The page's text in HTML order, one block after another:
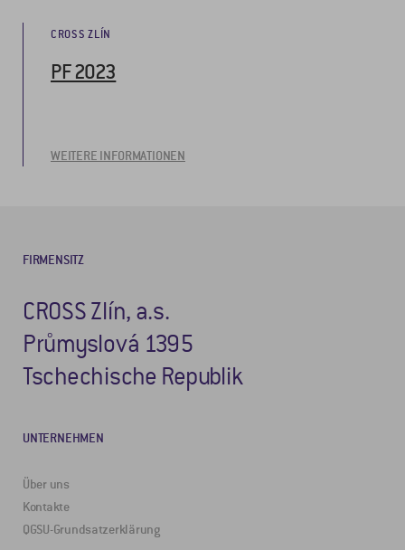
CROSS ZLÍN
PF 2023
WEITERE INFORMATIONEN
FIRMENSITZ
CROSS Zlín, a.s.
Průmyslová 1395
Tschechische Republik
UNTERNEHMEN
Über uns
Kontakte
QGSU-Grundsatzerklärung